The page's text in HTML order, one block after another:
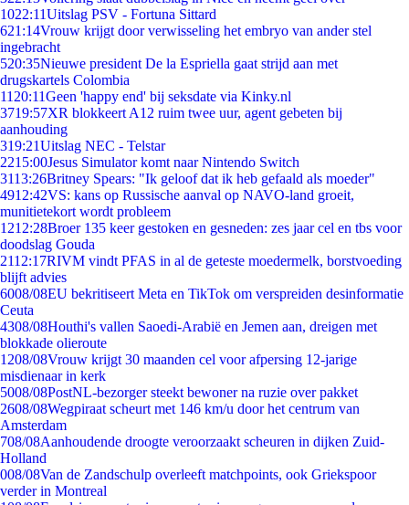
1022:11Uitslag PSV - Fortuna Sittard
621:14Vrouw krijgt door verwisseling het embryo van ander stel
ingebracht
520:35Nieuwe president De la Espriella gaat strijd aan met
drugskartels Colombia
11 20:11Geen 'happy end' bij seksdate via Kinky.nl
3719:57XR blokkeert A12 ruim twee uur, agent gebeten bij
aanhouding
319:21Uitslag NEC - Telstar
2215:00Jesus Simulator komt naar Nintendo Switch
3113:26Britney Spears: "Ik geloof dat ik heb gefaald als moeder"
4912:42VS: kans op Russische aanval op NAVO-land groeit,
munitietekort wordt probleem
1212:28Broer 135 keer gestoken en gesneden: zes jaar cel en tbs voor
doodslag Gouda
2112:17RIVM vindt PFAS in al de geteste moedermelk, borstvoeding
blijft advies
6008/08EU bekritiseert Meta en TikTok om verspreiden desinformatie
Ceuta
4308/08Houthi's vallen Saoedi-Arabië en Jemen aan, dreigen met
blokkade olieroute
1208/08Vrouw krijgt 30 maanden cel voor afpersing 12-jarige
misdienaar in kerk
5008/08PostNL-bezorger steekt bewoner na ruzie over pakket
2608/08Wegpiraat scheurt met 146 km/u door het centrum van
Amsterdam
708/08Aanhoudende droogte veroorzaakt scheuren in dijken Zuid-
Holland
008/08Van de Zandschulp overleeft matchpoints, ook Griekspoor
verder in Montreal